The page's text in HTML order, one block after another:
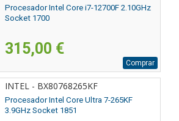
Procesador Intel Core i7-12700F 2.10GHz
Socket 1700
315,00 €
Comprar
INTEL - BX80768265KF
Procesador Intel Core Ultra 7-265KF
3.9GHz Socket 1851